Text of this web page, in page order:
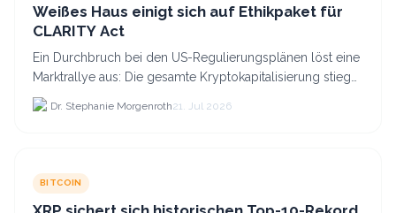
Weißes Haus einigt sich auf Ethikpaket für
CLARITY Act
Ein Durchbruch bei den US-Regulierungsplänen löst eine
Marktrallye aus: Die gesamte Kryptokapitalisierung stieg
am 21.
Dr. Stephanie Morgenroth21. Jul 2026
BITCOIN